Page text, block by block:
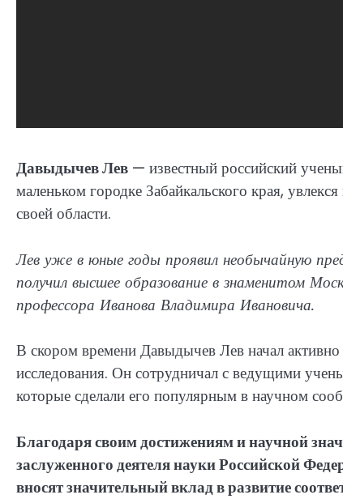
Давыдычев Лев — известный российский
маленьком городке Забайкальского края,
своей области.
Лев уже в юные годы проявил необычайную
получил высшее образование в знаменитом
профессора Иванова Владимира Ивановича.
В скором времени Давыдычев Лев начал
исследования. Он сотрудничал с ведущими
которые сделали его популярным в научном
Благодаря своим достижениям и научной
заслуженного деятеля науки Российской
вносят значительный вклад в развитие